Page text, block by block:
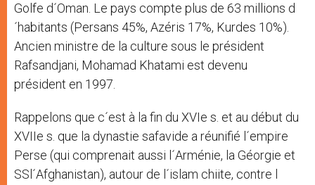
Golfe d´Oman. Le pays compte plus de 63 millions d
´habitants (Persans 45%, Azéris 17%, Kurdes 10%).
Ancien ministre de la culture sous le président
Rafsandjani, Mohamad Khatami est devenu
président en 1997.
Rappelons que c´est à la fin du XVIe s. et au début du
XVIIe s. que la dynastie safavide a réunifié l´empire
Perse (qui comprenait aussi l´Arménie, la Géorgie et
SSl´Afghanistan), autour de l´islam chiite, contre l